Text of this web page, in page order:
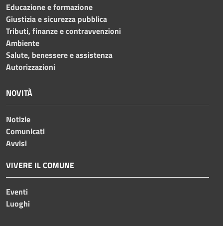
Educazione e formazione
Giustizia e sicurezza pubblica
Tributi, finanze e contravvenzioni
Ambiente
Salute, benessere e assistenza
Autorizzazioni
NOVITÀ
Notizie
Comunicati
Avvisi
VIVERE IL COMUNE
Eventi
Luoghi